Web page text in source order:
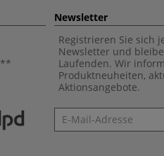
**
Newsletter
Registrieren Sie sich
Newsletter und
Laufenden. Wir
Produktneuheiten,
Aktionsangebote.
Newsletter